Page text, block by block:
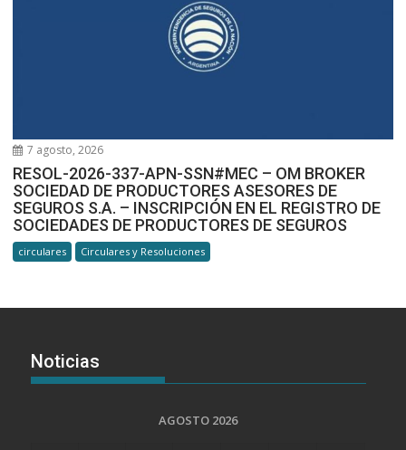
7 agosto, 2026
RESOL-2026-337-APN-SSN#MEC – OM BROKER
SOCIEDAD DE PRODUCTORES ASESORES DE
SEGUROS S.A. – INSCRIPCIÓN EN EL REGISTRO DE
SOCIEDADES DE PRODUCTORES DE SEGUROS
circulares Circulares y Resoluciones
Noticias
AGOSTO 2026